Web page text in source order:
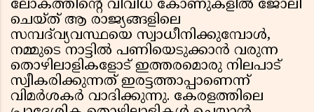
ലോകത്തിൻ്റെ വിവിധ കോണുകളിൽ ജോലി
ചെയ്ത് ആ രാജ്യങ്ങളിലെ
സമ്പദ്‌വ്യവസ്ഥയെ സ്വാധീനിക്കുമ്പോൾ,
നമ്മുടെ നാട്ടിൽ പണിയെടുക്കാൻ വരുന്ന
തൊഴിലാളികളോട് ഇത്തരമൊരു നിലപാട്
സ്വീകരിക്കുന്നത് ഇരട്ടത്താപ്പാണെന്ന്
വിമർശകർ വാദിക്കുന്നു. കേരളത്തിലെ